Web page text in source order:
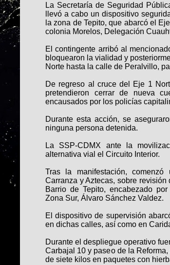
La Secretaría de Seguridad
llevó a cabo un dispositivo
la zona de Tepito, que abarcó el
colonia Morelos, Delegación
El contingente arribó al
bloquearon la vialidad y
Norte hasta la calle de Peralvillo,
De regreso al cruce del Eje 1
pretendieron cerrar de nueva
encausados por los policías
Durante esta acción, se
ninguna persona detenida.
La SSP-CDMX ante la
alternativa vial el Circuito Interior.
Tras la manifestación,
Carranza y Aztecas, sobre
Barrio de Tepito, encabezado
Zona Sur, Álvaro Sánchez Valdez.
El dispositivo de supervisión
en dichas calles, así como en
Durante el despliegue operativo
Carbajal 10 y paseo de la
de siete kilos en paquetes con